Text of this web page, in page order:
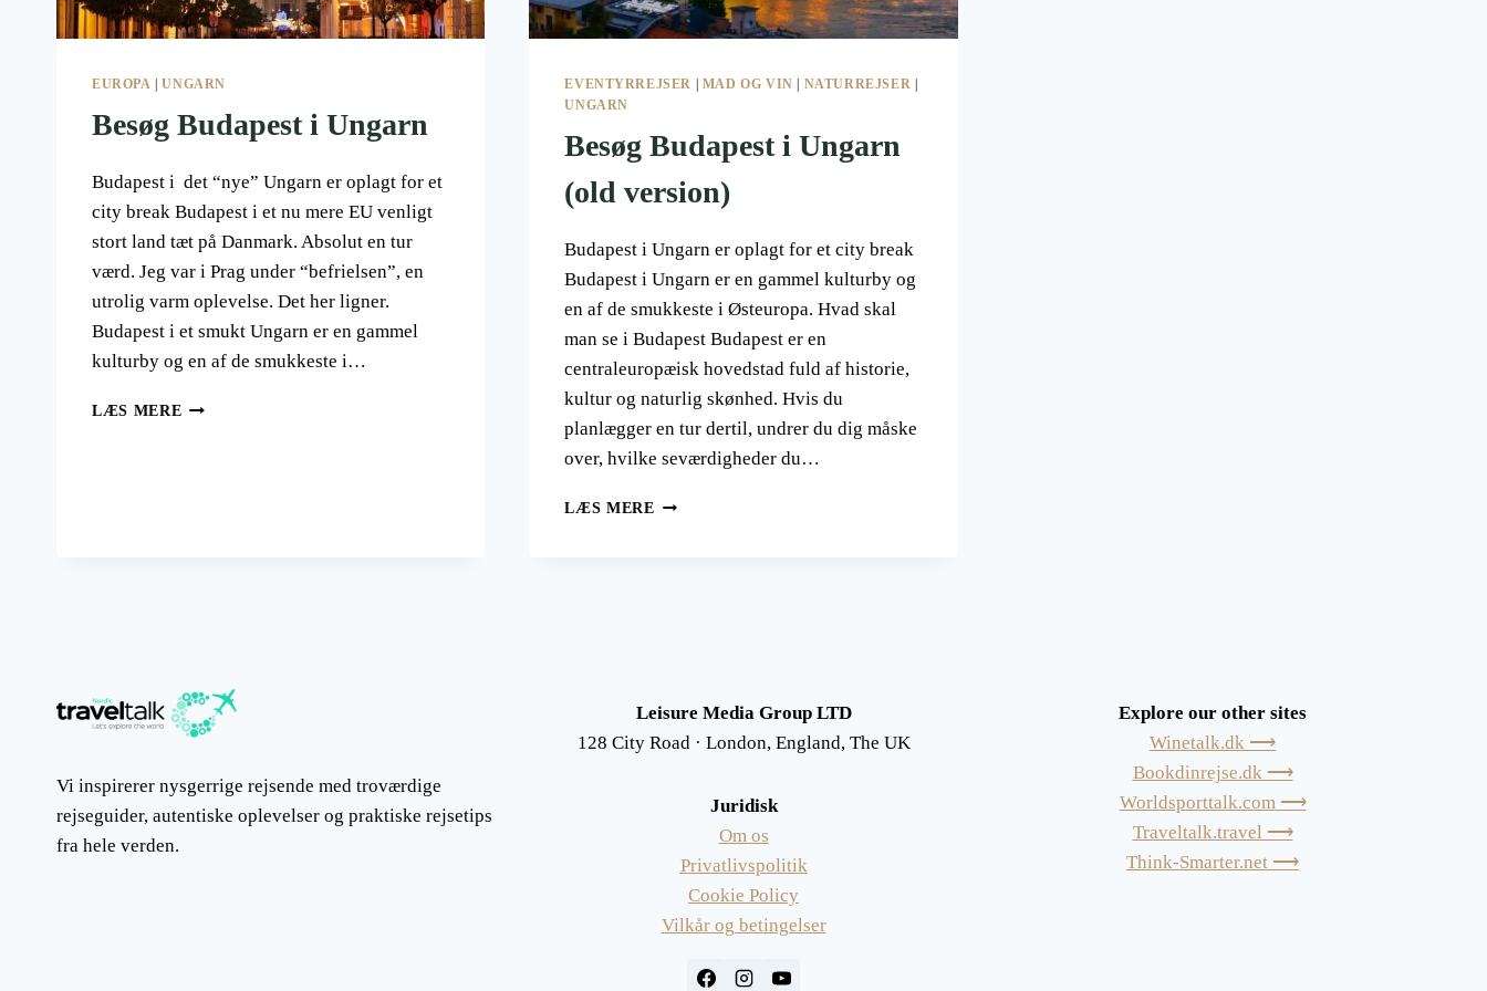
EUROPA |UNGARN
Besøg Budapest i Ungarn
Budapest i det “nye” Ungarn er oplagt for et
city break Budapest i et nu mere EU venligt
stort land tæt på Danmark. Absolut en tur
værd. Jeg var i Prag under “befrielsen”, en
utrolig varm oplevelse. Det her ligner.
Budapest i et smukt Ungarn er en gammel
kulturby og en af de smukkeste i…
LÆS MERE BESØG
EVENTYRREJSER MAD OG VIN NATURREJSER
UNGARN
Besøg Budapest i Ungarn
(old version)
Budapest i Ungarn er oplagt for et city break
Budapest i Ungarn er en gammel kulturby og
en af de smukkeste i Østeuropa. Hvad skal
man se i Budapest Budapest er en
centraleuropæisk hovedstad fuld af historie,
kultur og naturlig skønhed. Hvis du
planlægger en tur dertil, undrer du dig måske
over, hvilke seværdigheder du…
LÆS MERE BESØG
Vi inspirerer nysgerrige rejsende med troværdige
rejseguider, autentiske oplevelser og praktiske rejsetips
fra hele verden.
Leisure Media Group LTD
128 City Road · London, England, The UK
Juridisk
Om os
Privatlivspolitik
Cookie Policy
Vilkår og betingelser
Explore our other sites
Winetalk.dk ⟶
Bookdinrejse.dk ⟶
Worldsporttalk.com ⟶
Traveltalk.travel ⟶
Think-Smarter.net ⟶